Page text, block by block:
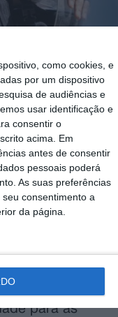
como cookies, e
por um dispositivo
de audiências e
usar identificação e
consentir o
acima. Em
antes de consentir
pessoais poderá
As suas preferências
consentimento a
da página.
mês de
para as